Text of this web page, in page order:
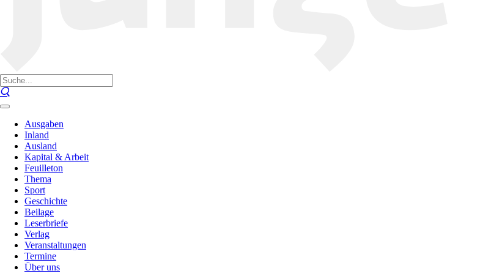
Ausgaben
Inland
Ausland
Kapital & Arbeit
Feuilleton
Thema
Sport
Geschichte
Beilage
Leserbriefe
Verlag
Veranstaltungen
Termine
Über uns